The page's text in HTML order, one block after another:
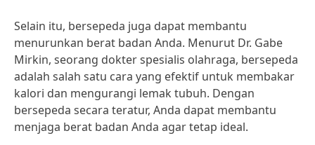
Selain itu, bersepeda juga dapat membantu
menurunkan berat badan Anda. Menurut Dr. Gabe
Mirkin, seorang dokter spesialis olahraga, bersepeda
adalah salah satu cara yang efektif untuk membakar
kalori dan mengurangi lemak tubuh. Dengan
bersepeda secara teratur, Anda dapat membantu
menjaga berat badan Anda agar tetap ideal.